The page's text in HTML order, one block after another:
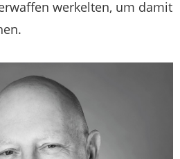
werkelten, um damit